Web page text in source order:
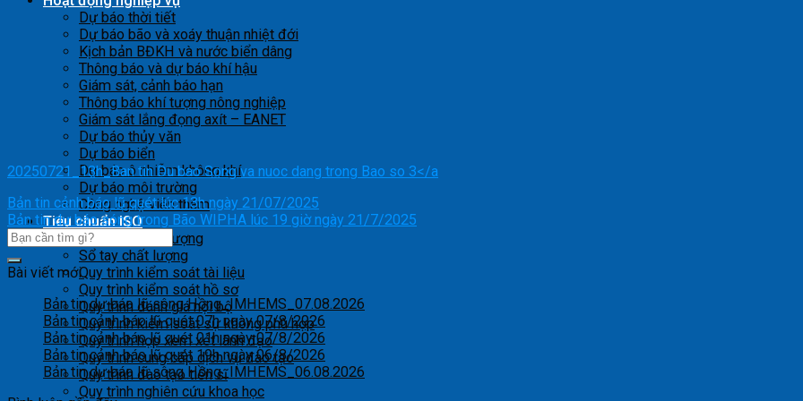
Dự báo thời tiết
Dự báo bão và xoáy thuận nhiệt đới
Kịch bản BĐKH và nước biển dâng
Thông báo và dự báo khí hậu
Giám sát, cảnh báo hạn
Thông báo khí tượng nông nghiệp
Giám sát lắng đọng axít – EANET
Dự báo thủy văn
Dự báo biển
Dự báo ô nhiễm không khí
Dự báo môi trường
Công nghệ viễn thám
Tiêu chuẩn ISO
Mục tiêu chất lượng
Sổ tay chất lượng
Quy trình kiểm soát tài liệu
Quy trình kiểm soát hồ sơ
Quy trình đánh giá nội bộ
Quy trình kiểm soát sự không phù hợp
Quy trình họp xem xét lãnh đạo
Quy trình cung cấp dịch vụ đào tạo
Quy trình đào tạo tiến sĩ
Quy trình nghiên cứu khoa học
20250721_13h_Ban tin Du bao Song va nuoc dang trong Bao so 3</a
Bản tin cảnh báo lũ quét lúc 13h ngày 21/07/2025
Bản tin dự báo sóng trong Bão WIPHA lúc 19 giờ ngày 21/7/2025
Bài viết mới
Bản tin dự báo lũ sông Hồng_IMHEMS_07.08.2026
Bản tin cảnh báo lũ quét 07h ngày 07/8/2026
Bản tin cảnh báo lũ quét 01h ngày 07/8/2026
Bản tin cảnh báo lũ quét 19h ngày 06/8/2026
Bản tin dự báo lũ sông Hồng_IMHEMS_06.08.2026